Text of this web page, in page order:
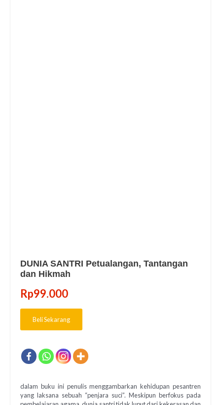
DUNIA SANTRI Petualangan, Tantangan
dan Hikmah
Rp99.000
Beli Sekarang
dalam buku ini penulis menggambarkan kehidupan pesantren
yang laksana sebuah “penjara suci”. Meskipun berfokus pada